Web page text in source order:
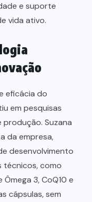
e suporte
vida ativo.
eficácia do
em pesquisas
Suzana
da empresa,
desenvolvimento
técnicos, como
3, CoQ10 e
cápsulas, sem